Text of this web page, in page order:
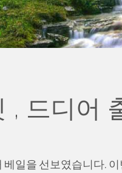
, 드디어
일을 선보였습니다.